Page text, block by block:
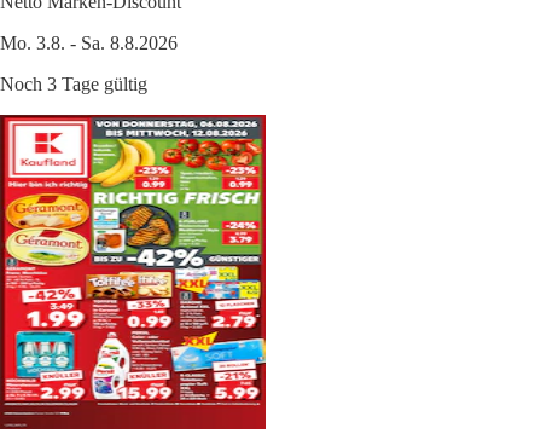
Mo. 3.8. - Sa. 8.8.2026
Noch 3 Tage gültig